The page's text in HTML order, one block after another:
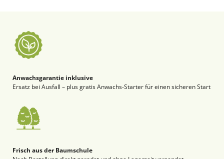
Anwachsgarantie inklusive
Ersatz bei Ausfall – plus gratis Anwachs-Starter für einen sicheren Start
Frisch aus der Baumschule